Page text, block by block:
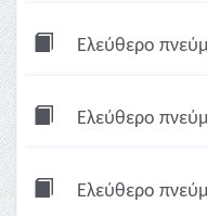
Ελεύθερο
Ελεύθερο
Ελεύθερο